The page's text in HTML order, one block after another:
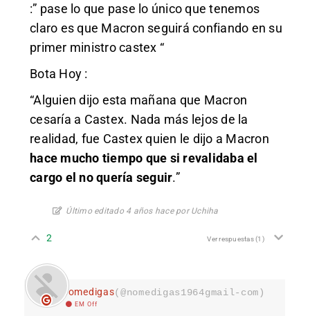
:” pase lo que pase lo único que tenemos
claro es que Macron seguirá confiando en su
primer ministro castex “
Bota Hoy :
“Alguien dijo esta mañana que Macron
cesaría a Castex. Nada más lejos de la
realidad, fue Castex quien le dijo a Macron
hace mucho tiempo que si revalidaba el
cargo el no quería seguir.”
Último editado 4 años hace por Uchiha
2 Ver respuestas(1)
nomedigas(@nomedigas1964gmail-com)
EM Off